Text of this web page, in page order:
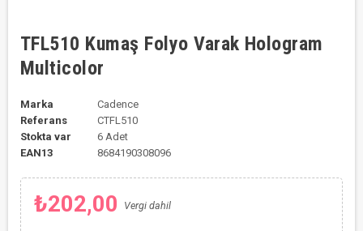
TFL510 Kumaş Folyo Varak Hologram
Multicolor
Marka
Cadence
Referans
CTFL510
Stokta var
6 Adet
EAN13
8684190308096
₺202,00 Vergi dahil